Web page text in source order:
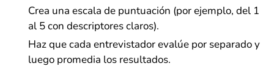
Crea una escala de puntuación (por ejemplo, del 1
al 5 con descriptores claros).
Haz que cada entrevistador evalúe por separado y
luego promedia los resultados.